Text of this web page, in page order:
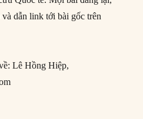
dẫn link tới bài gốc trên
Lê Hồng Hiệp,